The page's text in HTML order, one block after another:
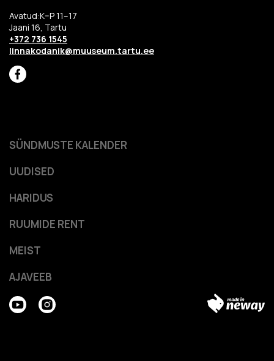
Avatud:K–P 11–17
Jaani 16, Tartu
+372 736 1545
linnakodanik@muuseum.tartu.ee
HARIDUS
RUUMIDE RENT
MEIST
AJAVEEB
SÜNDMUSTE KALENDER
UUDISED